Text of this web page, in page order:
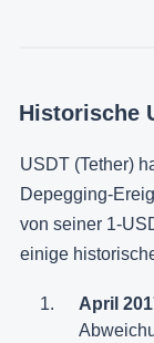
Historische
USDT (Tether)
Depegging-
von seiner 1-
einige
April